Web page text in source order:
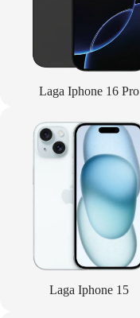
Laga Iphone 16 Pro
Laga Iphone 15